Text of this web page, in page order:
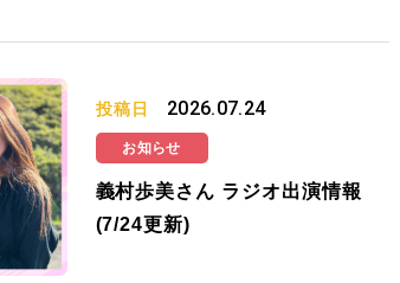
投稿日 2026.07.24
お知らせ
義村歩美さん ラジオ出演情報
(7/24更新)